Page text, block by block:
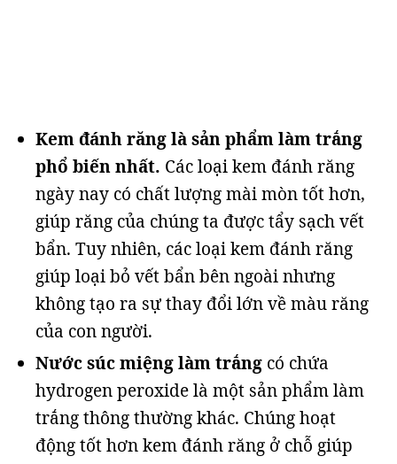
Kem đánh răng là sản phẩm làm trắng
phổ biến nhất. Các loại kem đánh răng
ngày nay có chất lượng mài mòn tốt hơn,
giúp răng của chúng ta được tẩy sạch vết
bẩn. Tuy nhiên, các loại kem đánh răng
giúp loại bỏ vết bẩn bên ngoài nhưng
không tạo ra sự thay đổi lớn về màu răng
của con người.
Nước súc miệng làm trắng có chứa
hydrogen peroxide là một sản phẩm làm
trắng thông thường khác. Chúng hoạt
động tốt hơn kem đánh răng ở chỗ giúp